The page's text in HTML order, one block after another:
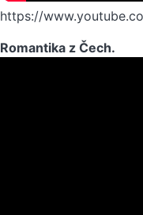
https://
Romantika z Čech.